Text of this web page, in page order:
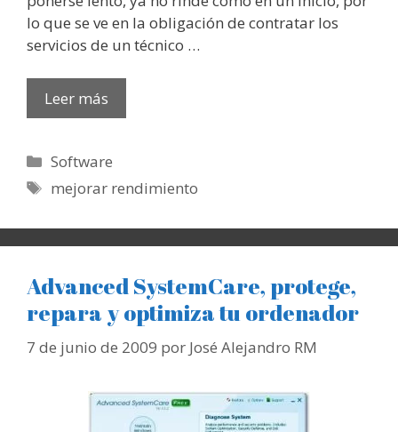
lo que se ve en la obligación de contratar los
servicios de un técnico …
Leer más
Categorías
Software
Etiquetas
mejorar rendimiento
Advanced SystemCare, protege,
repara y optimiza tu ordenador
7 de junio de 2009 por José Alejandro RM